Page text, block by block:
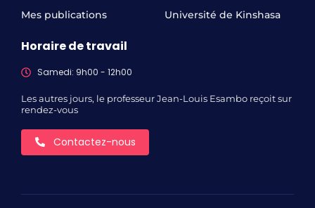
Mes publications
Université de Kinshasa
Horaire de travail
Samedi: 9h00 - 12h00
Les autres jours, le professeur Jean-Louis Esambo reçoit sur
rendez-vous
Contactez-nous